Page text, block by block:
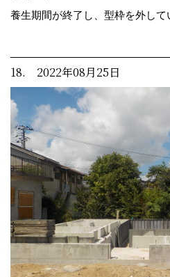
養生期間が終了し、型枠を外して
18. 2022年08月25日